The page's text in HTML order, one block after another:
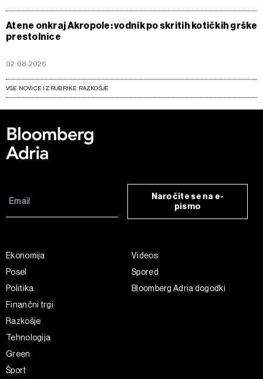
Atene onkraj Akropole: vodnik po skritih kotičkih grške
prestolnice
02.08.2026
VSE NOVICE IZ RUBRIKE RAZKOŠJE
Naročite se na e-
pismo
Ekonomija
Posel
Politika
Finančni trgi
Razkošje
Tehnologija
Green
Šport
Videos
Spored
Bloomberg Adria dogodki